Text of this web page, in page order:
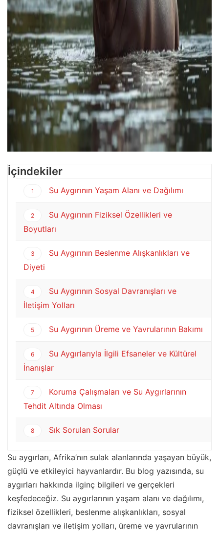
İçindekiler
1 Su Aygırının Yaşam Alanı ve Dağılımı
2
Su Aygırının Fiziksel Özellikleri ve
Boyutları
3
Su Aygırının Beslenme Alışkanlıkları ve
Diyeti
4
Su Aygırının Sosyal Davranışları ve
İletişim Yolları
5 Su Aygırının Üreme ve Yavrularının Bakımı
6
Su Aygırlarıyla İlgili Efsaneler ve Kültürel
İnanışlar
7
Koruma Çalışmaları ve Su Aygırlarının
Tehdit Altında Olması
8 Sık Sorulan Sorular
Su aygırları, Afrika’nın sulak alanlarında yaşayan büyük,
güçlü ve etkileyici hayvanlardır. Bu blog yazısında, su
aygırları hakkında ilginç bilgileri ve gerçekleri
keşfedeceğiz. Su aygırlarının yaşam alanı ve dağılımı,
fiziksel özellikleri, beslenme alışkanlıkları, sosyal
davranışları ve iletişim yolları, üreme ve yavrularının